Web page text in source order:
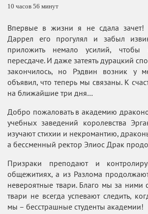
10 часов 56 минут
Впервые в жизни я не сдала зачет!
Даррел его прогулял и забыл
приложить немало усилий,
пересдаче. И даже затеять дурацкий
закончилось, но Рэдвин возник у
объявил, что теперь мы связаны. К
на ближайшие три дня…
Добро пожаловать в академию
учебных заведений королевства
изучают стихии и некромантию,
а бессменный ректор Элиос Драк
Призраки преподают и
общежитиях, а из Разлома
невероятные твари. Благо мы за ними
твари не всегда успевают следить,
мы – бесстрашные студенты академии!